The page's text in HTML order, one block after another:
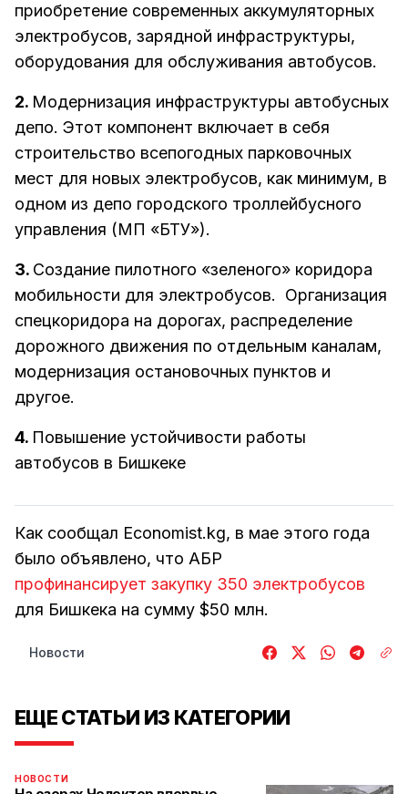
приобретение современных аккумуляторных
электробусов, зарядной инфраструктуры,
оборудования для обслуживания автобусов.
2. Модернизация инфраструктуры автобусных
депо. Этот компонент включает в себя
строительство всепогодных парковочных
мест для новых электробусов, как минимум, в
одном из депо городского троллейбусного
управления (МП «БТУ»).
3. Создание пилотного «зеленого» коридора
мобильности для электробусов. Организация
спецкоридора на дорогах, распределение
дорожного движения по отдельным каналам,
модернизация остановочных пунктов и
другое.
4. Повышение устойчивости работы
автобусов в Бишкеке
Как сообщал Economist.kg, в мае этого года
было объявлено, что АБР
профинансирует закупку 350 электробусов
для Бишкека на сумму $50 млн.
Новости
ЕЩЕ СТАТЬИ ИЗ КАТЕГОРИИ
НОВОСТИ